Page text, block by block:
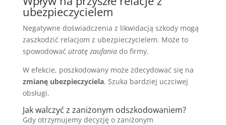
ubezpieczycielem
Negatywne doświadczenia z likwidacją szkody mogą
zaszkodzić relacjom z ubezpieczycielem. Może to
spowodować utratę zaufaniado firmy.
W efekcie, poszkodowany może zdecydować się na
zmianę ubezpieczyciela. Szuka bardziej uczciwej
obsługi.
Jak walczyć z zaniżonym odszkodowaniem?
Gdy otrzymujemy decyzję o zaniżonym